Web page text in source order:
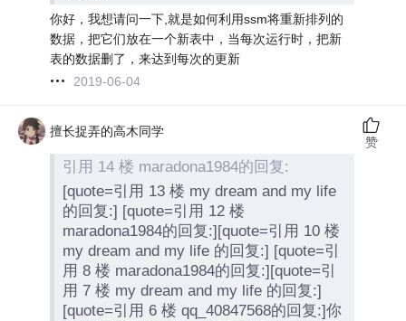
你好，我想请问一下,就是如何利用ssm将重新排列的
数据，把它们放在一个新表中，当每次运行时，把新
表的数据删了，来达到每次的更新
2019-06-04
擅长捉弄的高木同学
引用 14 楼 maradona1984的回复:
[quote=引用 13 楼 my dream and my life
的回复:] [quote=引用 12 楼
maradona1984的回复:][quote=引用 10 楼
my dream and my life 的回复:] [quote=引
用 8 楼 maradona1984的回复:][quote=引
用 7 楼 my dream and my life 的回复:]
[quote=引用 6 楼 qq_40847568的回复:]你
赞